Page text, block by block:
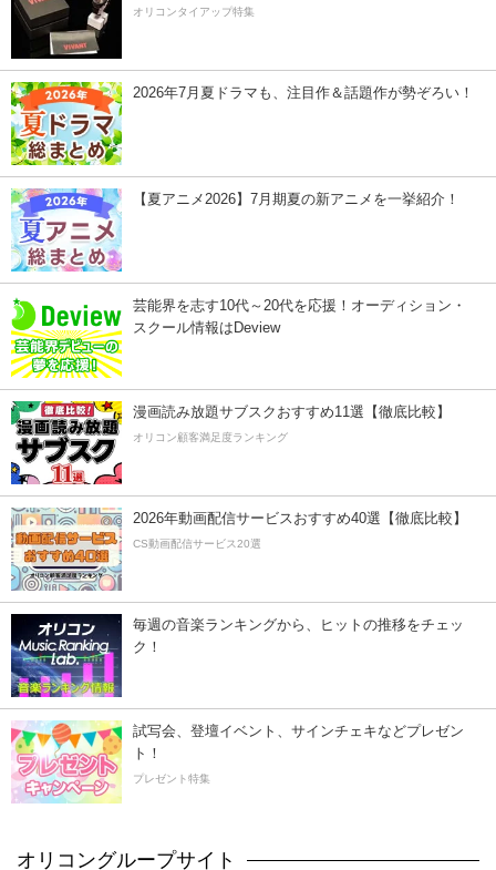
オリコンタイアップ特集
2026年7月夏ドラマも、注目作＆話題作が勢ぞろい！
【夏アニメ2026】7月期夏の新アニメを一挙紹介！
芸能界を志す10代～20代を応援！オーディション・
スクール情報はDeview
漫画読み放題サブスクおすすめ11選【徹底比較】
オリコン顧客満足度ランキング
2026年動画配信サービスおすすめ40選【徹底比較】
CS動画配信サービス20選
毎週の音楽ランキングから、ヒットの推移をチェッ
ク！
試写会、登壇イベント、サインチェキなどプレゼン
ト！
プレゼント特集
オリコングループサイト